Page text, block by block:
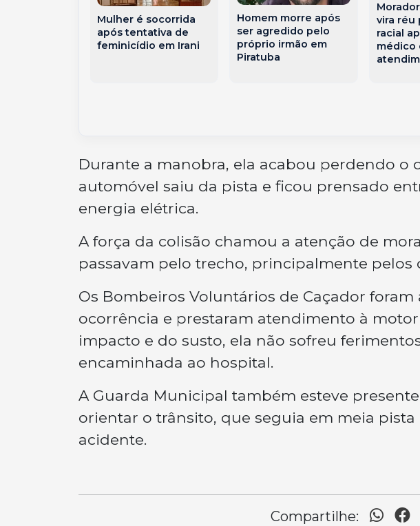
Mulher é socorrida
após tentativa de
feminicídio em Irani
Homem morre após
ser agredido pelo
próprio irmão em
Piratuba
vira réu
racial
médico
Durante a manobra, ela acabou perdendo o
automóvel saiu da pista e ficou prensado
energia elétrica.
A força da colisão chamou a atenção de
passavam pelo trecho, principalmente pelos
Os Bombeiros Voluntários de Caçador
ocorrência e prestaram atendimento à
impacto e do susto, ela não sofreu
encaminhada ao hospital.
A Guarda Municipal também esteve
orientar o trânsito, que seguia em meia
acidente.
Compartilhe: